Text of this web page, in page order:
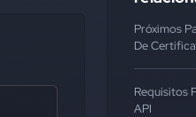
Próximos
De
Requisitos
API